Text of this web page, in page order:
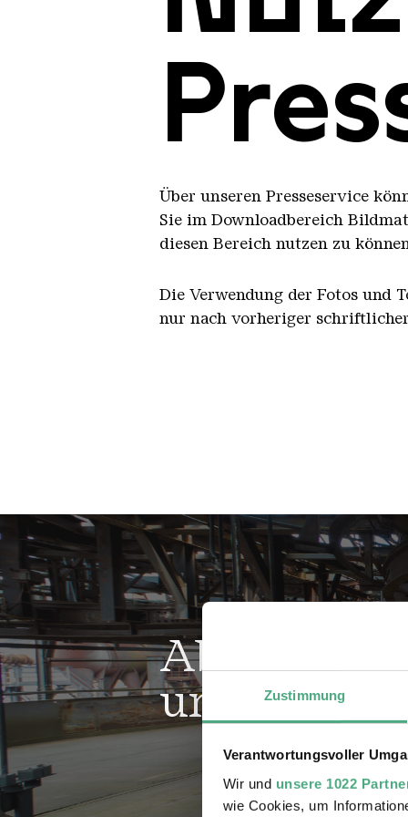
Zustimmung
Verantwortungsvoller
Wir und unsere 1022
wie Cookies, um
Über unseren Presseservice
Sie im Downloadbereich
diesen Bereich nutzen zu
Die Verwendung der Fotos und
nur nach vorheriger
unseren